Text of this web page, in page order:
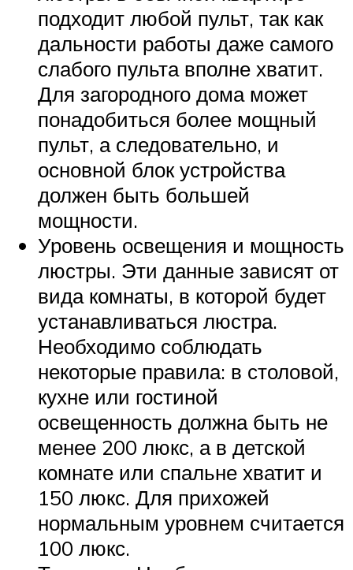
подходит любой пульт, так как
дальности работы даже самого
слабого пульта вполне хватит.
Для загородного дома может
понадобиться более мощный
пульт, а следовательно, и
основной блок устройства
должен быть большей
мощности.
Уровень освещения и мощность
люстры. Эти данные зависят от
вида комнаты, в которой будет
устанавливаться люстра.
Необходимо соблюдать
некоторые правила: в столовой,
кухне или гостиной
освещенность должна быть не
менее 200 люкс, а в детской
комнате или спальне хватит и
150 люкс. Для прихожей
нормальным уровнем считается
100 люкс.